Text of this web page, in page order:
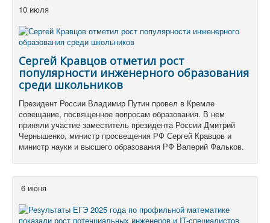
10 июля
Сергей Кравцов отметил рост
популярности инженерного образования
среди школьников
Президент России Владимир Путин провел в Кремле
совещание, посвященное вопросам образования. В нем
приняли участие заместитель президента России Дмитрий
Чернышенко, министр просвещения РФ Сергей Кравцов и
министр науки и высшего образования РФ Валерий Фальков.
6 июня